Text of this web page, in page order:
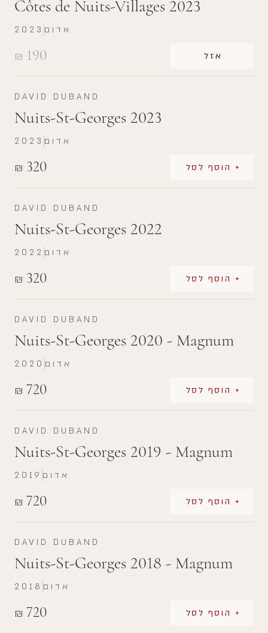
Côtes de Nuits-Villages 2023
₪ 190 אזל
2023 אדום
DAVID DUBAND
Nuits-St-Georges 2023
₪ 320 + הוסף לסל
2023 אדום
DAVID DUBAND
Nuits-St-Georges 2022
₪ 320 + הוסף לסל
2022 אדום
DAVID DUBAND
Nuits-St-Georges 2020 - Magnum
₪ 720 + הוסף לסל
2020 אדום
DAVID DUBAND
Nuits-St-Georges 2019 - Magnum
₪ 720 + הוסף לסל
2019 אדום
DAVID DUBAND
Nuits-St-Georges 2018 - Magnum
₪ 720 + הוסף לסל
2018 אדום